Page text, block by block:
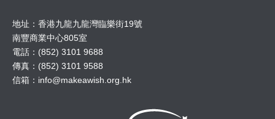
地址：香港九龍九龍灣臨樂街19號
南豐商業中心805室
電話：(852) 3101 9688
傳真：(852) 3101 9588
信箱： info@makeawish.org.hk